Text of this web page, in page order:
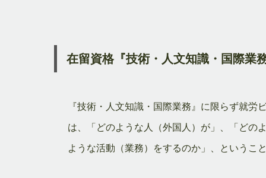
在留資格『技術・人文知識・国際業
『技術・人文知識・国際業務』に限らず就労
は、「どのような人（外国人）が」、「どの
ような活動（業務）をするのか」、というこ